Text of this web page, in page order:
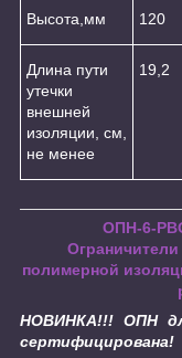
Высота,мм 120
Длина пути
утечки
внешней
изоляции, см,
не менее
19,2
ОПН-6-
полимерной
НОВИНКА!!! ОПН
сертифицирована!